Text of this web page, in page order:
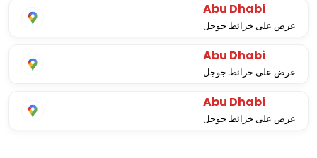
Abu Dhabi
عرض على خرائط جوجل
Abu Dhabi
عرض على خرائط جوجل
Abu Dhabi
عرض على خرائط جوجل